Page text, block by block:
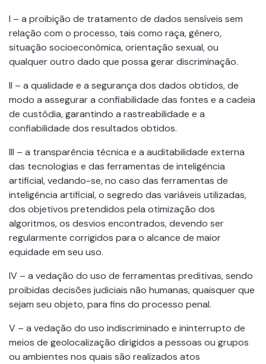
I – a proibição de tratamento de dados sensíveis sem
relação com o processo, tais como raça, gênero,
situação socioeconômica, orientação sexual, ou
qualquer outro dado que possa gerar discriminação.
II – a qualidade e a segurança dos dados obtidos, de
modo a assegurar a confiabilidade das fontes e a cadeia
de custódia, garantindo a rastreabilidade e a
confiabilidade dos resultados obtidos.
III – a transparência técnica e a auditabilidade externa
das tecnologias e das ferramentas de inteligência
artificial, vedando-se, no caso das ferramentas de
inteligência artificial, o segredo das variáveis utilizadas,
dos objetivos pretendidos pela otimização dos
algoritmos, os desvios encontrados, devendo ser
regularmente corrigidos para o alcance de maior
equidade em seu uso.
IV – a vedação do uso de ferramentas preditivas, sendo
proibidas decisões judiciais não humanas, quaisquer que
sejam seu objeto, para fins do processo penal.
V – a vedação do uso indiscriminado e ininterrupto de
meios de geolocalização dirigidos a pessoas ou grupos
ou ambientes nos quais são realizados atos